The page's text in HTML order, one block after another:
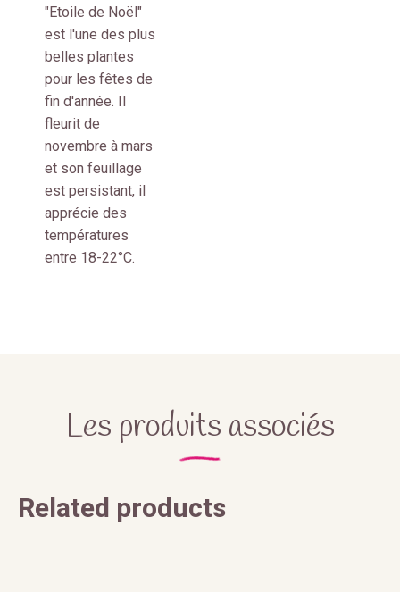
"Etoile de Noël"
est l'une des plus
belles plantes
pour les fêtes de
fin d'année. Il
fleurit de
novembre à mars
et son feuillage
est persistant, il
apprécie des
températures
entre 18-22°C.
Les produits associés
Related products